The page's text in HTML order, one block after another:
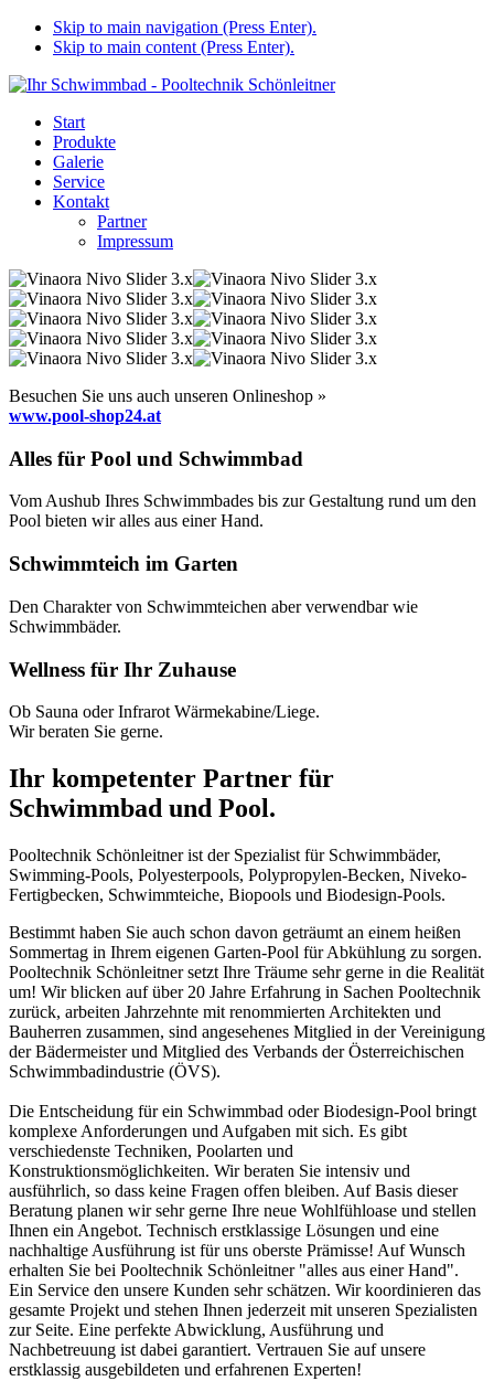
Skip to main navigation (Press Enter).
Skip to main content (Press Enter).
Start
Produkte
Galerie
Service
Kontakt
Partner
Impressum
Besuchen Sie uns auch unseren Onlineshop »
www.pool-shop24.at
Alles für Pool und Schwimmbad
Vom Aushub Ihres Schwimmbades bis zur Gestaltung rund um den
Pool bieten wir alles aus einer Hand.
Schwimmteich im Garten
Den Charakter von Schwimmteichen aber verwendbar wie
Schwimmbäder.
Wellness für Ihr Zuhause
Ob Sauna oder Infrarot Wärmekabine/Liege.
Wir beraten Sie gerne.
Ihr kompetenter Partner für
Schwimmbad und Pool.
Pooltechnik Schönleitner ist der Spezialist für Schwimmbäder,
Swimming-Pools, Polyesterpools, Polypropylen-Becken, Niveko-
Fertigbecken, Schwimmteiche, Biopools und Biodesign-Pools.
Bestimmt haben Sie auch schon davon geträumt an einem heißen
Sommertag in Ihrem eigenen Garten-Pool für Abkühlung zu sorgen.
Pooltechnik Schönleitner setzt Ihre Träume sehr gerne in die Realität
um! Wir blicken auf über 20 Jahre Erfahrung in Sachen Pooltechnik
zurück, arbeiten Jahrzehnte mit renommierten Architekten und
Bauherren zusammen, sind angesehenes Mitglied in der Vereinigung
der Bädermeister und Mitglied des Verbands der Österreichischen
Schwimmbadindustrie (ÖVS).
Die Entscheidung für ein Schwimmbad oder Biodesign-Pool bringt
komplexe Anforderungen und Aufgaben mit sich. Es gibt
verschiedenste Techniken, Poolarten und
Konstruktionsmöglichkeiten. Wir beraten Sie intensiv und
ausführlich, so dass keine Fragen offen bleiben. Auf Basis dieser
Beratung planen wir sehr gerne Ihre neue Wohlfühloase und stellen
Ihnen ein Angebot. Technisch erstklassige Lösungen und eine
nachhaltige Ausführung ist für uns oberste Prämisse! Auf Wunsch
erhalten Sie bei Pooltechnik Schönleitner "alles aus einer Hand".
Ein Service den unsere Kunden sehr schätzen. Wir koordinieren das
gesamte Projekt und stehen Ihnen jederzeit mit unseren Spezialisten
zur Seite. Eine perfekte Abwicklung, Ausführung und
Nachbetreuung ist dabei garantiert. Vertrauen Sie auf unsere
erstklassig ausgebildeten und erfahrenen Experten!